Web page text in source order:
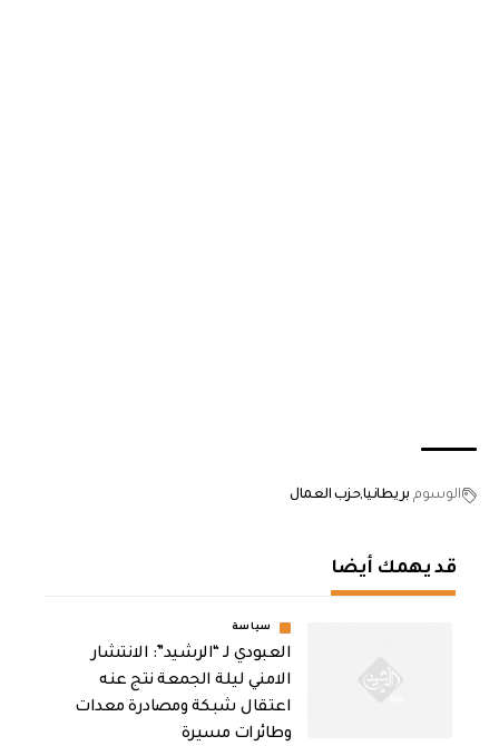
الوسوم بريطانياحزب العمال
قد يهمك أيضا
سياسة
العبودي لـ “الرشيد”: الانتشار
الامني ليلة الجمعة نتج عنه
اعتقال شبكة ومصادرة معدات
وطائرات مسيرة